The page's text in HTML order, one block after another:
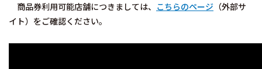
商品券利用可能店舗につきましては、 こちらのページ （外部サ
イト）をご確認ください。